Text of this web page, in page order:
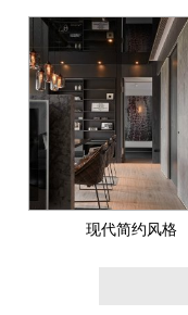
现代简约风格